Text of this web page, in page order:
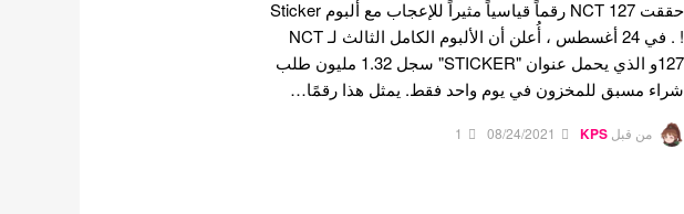
حققت NCT 127 رقماً قياسياً مثيراً للإعجاب مع ألبوم Sticker
! . في 24 أغسطس ، أُعلن أن الألبوم الكامل الثالث لـ NCT
127و الذي يحمل عنوان "STICKER" سجل 1.32 مليون طلب
شراء مسبق للمخزون في يوم واحد فقط. يمثل هذا رقمًا…
من قبل KPS
08/24/2021
1